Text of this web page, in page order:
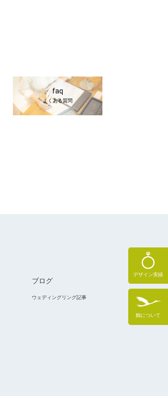
デザイン実績
鶴について
faq
よくある質問
ブログ
ウェディングリング記事